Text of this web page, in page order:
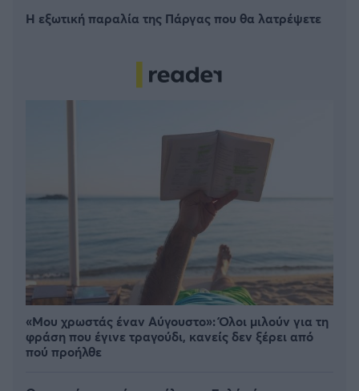
Η εξωτική παραλία της Πάργας που θα λατρέψετε
«Μου χρωστάς έναν Αύγουστο»: Όλοι μιλούν για τη
φράση που έγινε τραγούδι, κανείς δεν ξέρει από
πού προήλθε